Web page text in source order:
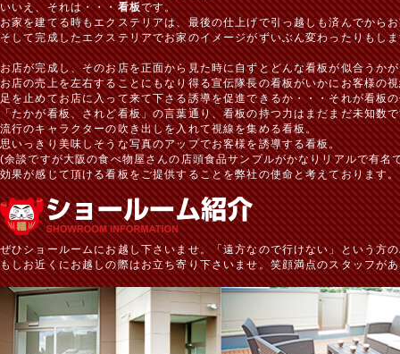
いいえ、それは・・・看板です。
お家を建てる時もエクステリアは、最後の仕上げで引っ越しも済んでから
そして完成したエクステリアでお家のイメージがずいぶん変わったりもし
お店が完成し、そのお店を正面から見た時に自ずとどんな看板が似合うか
お店の売上を左右することにもなり得る宣伝隊長の看板がいかにお客様の
足を止めてお店に入って来て下さる誘導を促進できるか・・・それが看板
「たかが看板、されど看板」の言葉通り、看板の持つ力はまだまだ未知数
流行のキャラクターの吹き出しを入れて視線を集める看板。
思いっきり美味しそうな写真のアップでお客様を誘導する看板。
(余談ですが大阪の食べ物屋さんの店頭食品サンプルがかなりリアルで有名
効果が感じて頂ける看板をご提供することを弊社の使命と考えております。
ぜひショールームにお越し下さいませ。「遠方なので行けない」という方
もしお近くにお越しの際はお立ち寄り下さいませ。笑顔満点のスタッフが